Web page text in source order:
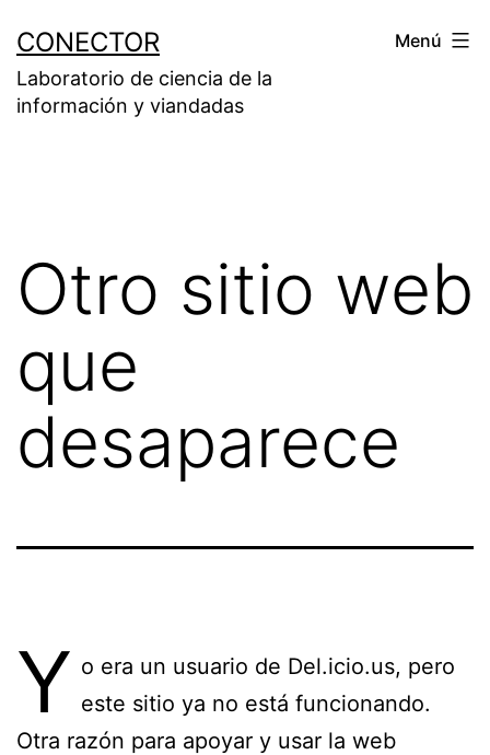
contenido
CONECTOR
Laboratorio de ciencia de la
información y viandadas
Menú
Otro sitio web
que
desaparece
Y o era un usuario de Del.icio.us, pero
este sitio ya no está funcionando.
Otra razón para apoyar y usar la web